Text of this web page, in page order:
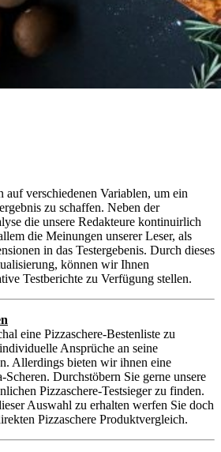
auf verschiedenen Variablen, um ein
zu schaffen. Neben der
die unsere Redakteure kontinuirlich
die Meinungen unserer Leser, als
in das Testergebenis. Durch dieses
können wir Ihnen
Testberichte zu Verfügung stellen.
eine Pizzaschere-Bestenliste zu
Ansprüche an seine
Allerdings bieten wir ihnen eine
Scheren. Durchstöbern Sie gerne unsere
Pizzaschere-Testsieger zu finden.
Auswahl zu erhalten werfen Sie doch
Pizzaschere Produktvergleich.